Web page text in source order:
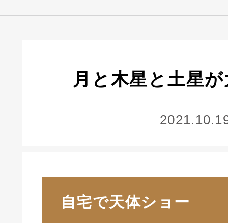
月と木星と土星
自宅で天体ショー